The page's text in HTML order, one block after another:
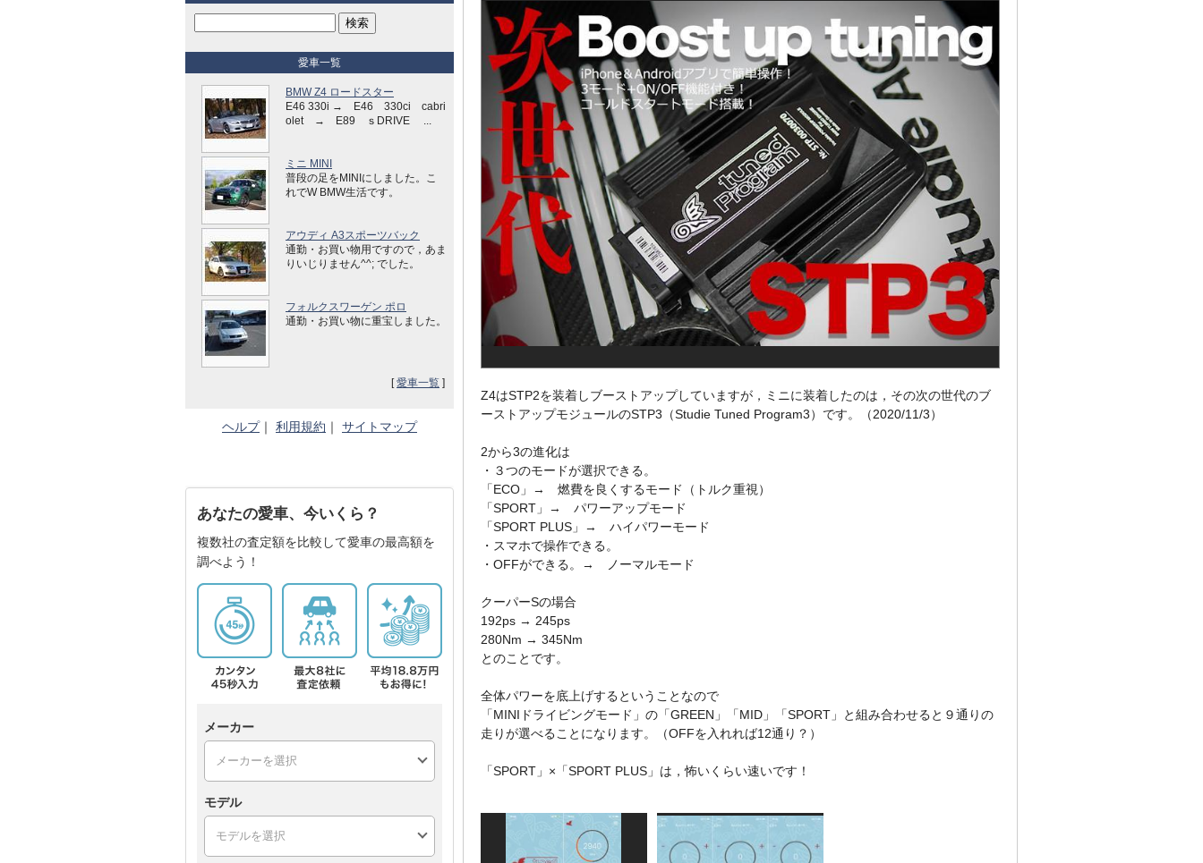
Z4はSTP2を装着しブーストアップしていますが，ミニに装着したのは，その次の世代のブ
ーストアップモジュールのSTP3（Studie Tuned Program3）です。（2020/11/3）
2から3の進化は
・３つのモードが選択できる。
「ECO」→ 燃費を良くするモード（トルク重視）
「SPORT」→ パワーアップモード
「SPORT PLUS」→ ハイパワーモード
・スマホで操作できる。
・OFFができる。→ ノーマルモード
クーパーSの場合
192ps → 245ps
280Nm → 345Nm
とのことです。
全体パワーを底上げするということなので
「MINIドライビングモード」の「GREEN」「MID」「SPORT」と組み合わせると９通りの
走りが選べることになります。（OFFを入れれば12通り？）
「SPORT」×「SPORT PLUS」は，怖いくらい速いです！
愛車一覧
BMW Z4 ロードスター
E46 330i → E46 330ci cabri
olet → E89 ｓDRIVE ...
ミニ MINI
普段の足をMINIにしました。こ
れでW BMW生活です。
アウディ A3スポーツバック
通勤・お買い物用ですので，あま
りいじりません^^; でした。
フォルクスワーゲン ポロ
通勤・お買い物に重宝しました。
[愛車一覧 ]
ヘルプ｜ 利用規約 ｜ サイトマップ
あなたの愛車、今いくら？
複数社の査定額を比較して愛車の最高額を
調べよう！
メーカー
モデル